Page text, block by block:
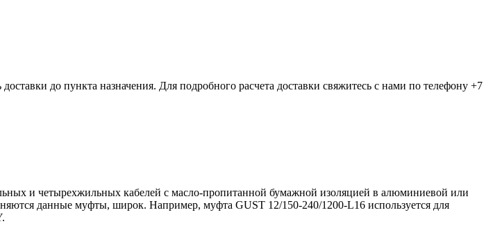
до пункта назначения. Для подробного расчета доставки свяжитесь с нами по телефону +7
и четырехжильных кабелей с масло-пропитанной бумажной изоляцией в алюминиевой или
данные муфты, широк. Например, муфта GUST 12/150-240/1200-L16 используется для